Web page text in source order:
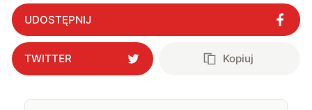
UDOSTĘPNIJ
TWITTER Kopiuj